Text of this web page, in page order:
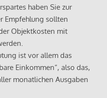
haben Sie zur
Empfehlung sollten
Objektkosten mit
ist vor allem das
Einkommen“, also das,
monatlichen Ausgaben